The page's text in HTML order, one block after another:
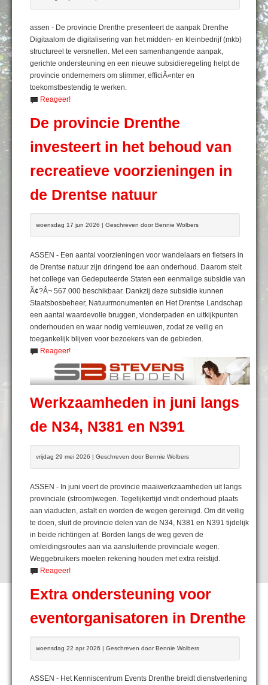
assen - De provincie Drenthe presenteert de aanpak Drenthe
Digitaalom de digitalisering van het midden- en kleinbedrijf (mkb)
structureel te versnellen. Met een samenhangende aanpak,
gerichte ondersteuning en een nieuwe subsidieregeling helpt de
provincie ondernemers om slimmer, efficiÃ«nter en
toekomstbestendig te werken.
Reageer!
De provincie Drenthe
investeert in het behoud van
recreatieve voorzieningen in
de Drentse natuur
woensdag 17 jun 2026 | Geschreven door Bennie Wolbers
ASSEN - Een aantal voorzieningen voor wandelaars en fietsers in
de Drentse natuur zijn dringend toe aan onderhoud. Daarom stelt
het college van Gedeputeerde Staten een eenmalige subsidie van
Ã¢?Â¬ 567.000 beschikbaar. Dankzij deze subsidie kunnen
Staatsbosbeheer, Natuurmonumenten en Het Drentse Landschap
een aantal waardevolle bruggen, vlonderpaden en uitkijkpunten
onderhouden en waar nodig vernieuwen, zodat ze veilig en
toegankelijk blijven voor bezoekers van de gebieden.
Reageer!
Werkzaamheden in juni langs
de N34, N381 en N391
vrijdag 29 mei 2026 | Geschreven door Bennie Wolbers
ASSEN - In juni voert de provincie maaiwerkzaamheden uit langs
provinciale (stroom)wegen. Tegelijkertijd vindt onderhoud plaats
aan viaducten, asfalt en worden de wegen gereinigd. Om dit veilig
te doen, sluit de provincie delen van de N34, N381 en N391 tijdelijk
in beide richtingen af. Borden langs de weg geven de
omleidingsroutes aan via aansluitende provinciale wegen.
Weggebruikers moeten rekening houden met extra reistijd.
Reageer!
Extra ondersteuning voor
eventorganisatoren in Drenthe
woensdag 22 apr 2026 | Geschreven door Bennie Wolbers
ASSEN - Het Kenniscentrum Events Drenthe breidt dienstverlening